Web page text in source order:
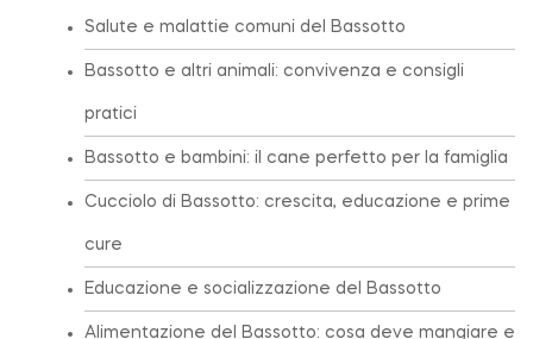
Salute e malattie comuni del Bassotto
Bassotto e altri animali: convivenza e consigli
pratici
Bassotto e bambini: il cane perfetto per la famiglia
Cucciolo di Bassotto: crescita, educazione e prime
cure
Educazione e socializzazione del Bassotto
Alimentazione del Bassotto: cosa deve mangiare e